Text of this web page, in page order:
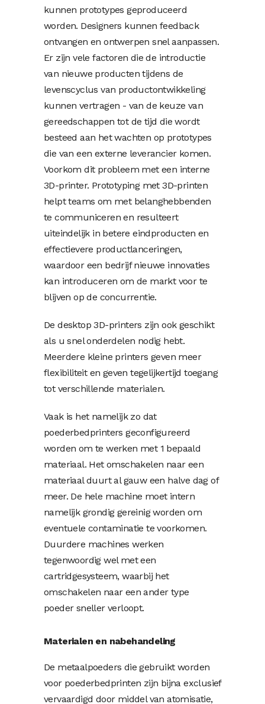
kunnen prototypes geproduceerd
worden. Designers kunnen feedback
ontvangen en ontwerpen snel aanpassen.
Er zijn vele factoren die de introductie
van nieuwe producten tijdens de
levenscyclus van productontwikkeling
kunnen vertragen - van de keuze van
gereedschappen tot de tijd die wordt
besteed aan het wachten op prototypes
die van een externe leverancier komen.
Voorkom dit probleem met een interne
3D-printer. Prototyping met 3D-printen
helpt teams om met belanghebbenden
te communiceren en resulteert
uiteindelijk in betere eindproducten en
effectievere productlanceringen,
waardoor een bedrijf nieuwe innovaties
kan introduceren om de markt voor te
blijven op de concurrentie.
De desktop 3D-printers zijn ook geschikt
als u snel onderdelen nodig hebt.
Meerdere kleine printers geven meer
flexibiliteit en geven tegelijkertijd toegang
tot verschillende materialen.
Vaak is het namelijk zo dat
poederbedprinters geconfigureerd
worden om te werken met 1 bepaald
materiaal. Het omschakelen naar een
materiaal duurt al gauw een halve dag of
meer. De hele machine moet intern
namelijk grondig gereinig worden om
eventuele contaminatie te voorkomen.
Duurdere machines werken
tegenwoordig wel met een
cartridgesysteem, waarbij het
omschakelen naar een ander type
poeder sneller verloopt.
Materialen en nabehandeling
De metaalpoeders die gebruikt worden
voor poederbedprinten zijn bijna exclusief
vervaardigd door middel van atomisatie,